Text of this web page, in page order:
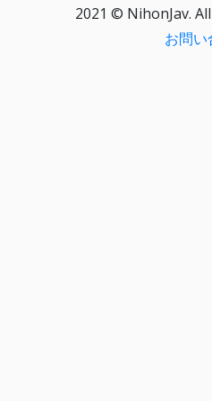
2021 © NihonJav.
お問